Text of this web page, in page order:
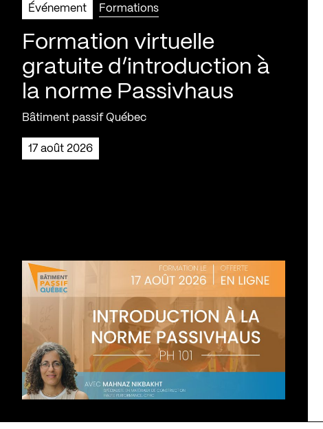
Événement Formations
Formation virtuelle
gratuite d’introduction à
la norme Passivhaus
Bâtiment passif Québec
17 août 2026